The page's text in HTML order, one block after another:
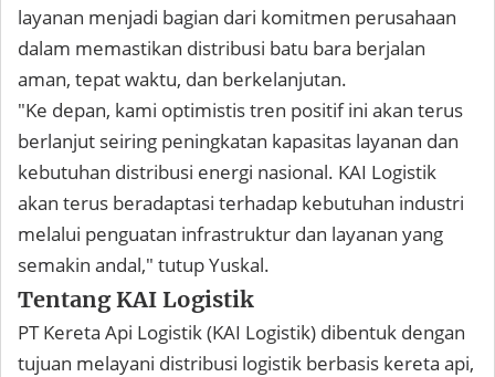
layanan menjadi bagian dari komitmen perusahaan
dalam memastikan distribusi batu bara berjalan
aman, tepat waktu, dan berkelanjutan.
"Ke depan, kami optimistis tren positif ini akan terus
berlanjut seiring peningkatan kapasitas layanan dan
kebutuhan distribusi energi nasional. KAI Logistik
akan terus beradaptasi terhadap kebutuhan industri
melalui penguatan infrastruktur dan layanan yang
semakin andal," tutup Yuskal.
Tentang KAI Logistik
PT Kereta Api Logistik (KAI Logistik) dibentuk dengan
tujuan melayani distribusi logistik berbasis kereta api,